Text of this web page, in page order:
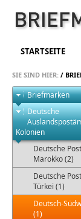
STARTSEITE
SIE SIND HIER: /
Briefmarken
Deutsche
Kolonien
Deutsche
Marokko (2)
Deutsche
Türkei (1)
Deutsch-
(1)